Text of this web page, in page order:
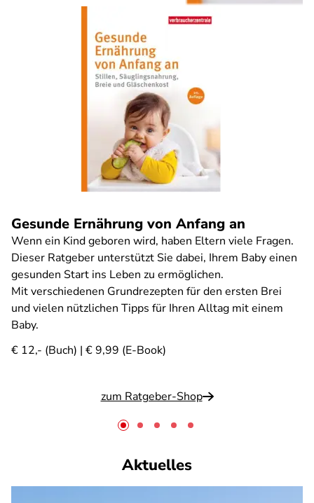
Gesunde Ernährung von Anfang an
Wenn ein Kind geboren wird, haben Eltern viele Fragen.
Dieser Ratgeber unterstützt Sie dabei, Ihrem Baby einen
gesunden Start ins Leben zu ermöglichen.
Mit verschiedenen Grundrezepten für den ersten Brei
und vielen nützlichen Tipps für Ihren Alltag mit einem
Baby.
€ 12,- (Buch) | € 9,99 (E-Book)
zum Ratgeber-Shop
Aktuelles